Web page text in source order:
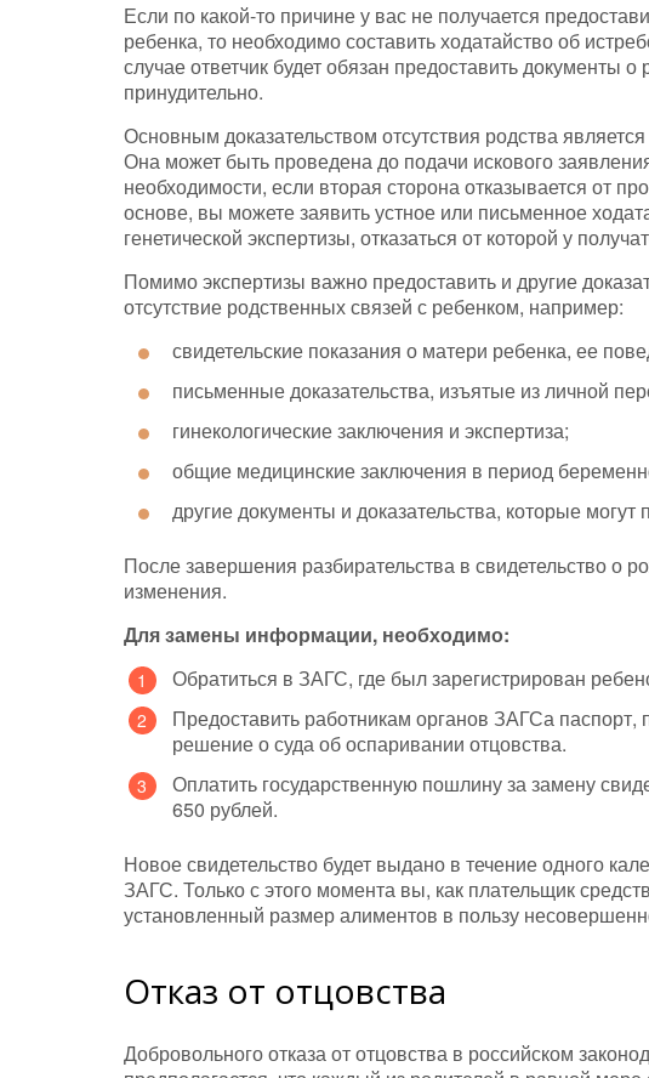
Если по какой-то причине у вас не получается
ребенка, то необходимо составить ходатайство об
случае ответчик будет обязан предоставить документы
принудительно.
Основным доказательством отсутствия родства
Она может быть проведена до подачи искового
необходимости, если вторая сторона отказывается от
основе, вы можете заявить устное или письменное
генетической экспертизы, отказаться от которой у
Помимо экспертизы важно предоставить и другие
отсутствие родственных связей с ребенком, например:
свидетельские показания о матери ребенка, ее
письменные доказательства, изъятые из личной
гинекологические заключения и экспертиза;
общие медицинские заключения в период
другие документы и доказательства, которые
После завершения разбирательства в свидетельство о
изменения.
Для замены информации, необходимо:
Обратиться в ЗАГС, где был зарегистрирован
Предоставить работникам органов ЗАГСа паспорт,
решение о суда об оспаривании отцовства.
Оплатить государственную пошлину за замену
650 рублей.
Новое свидетельство будет выдано в течение одного
ЗАГС. Только с этого момента вы, как плательщик
установленный размер алиментов в пользу
Отказ от отцовства
Добровольного отказа от отцовства в российском